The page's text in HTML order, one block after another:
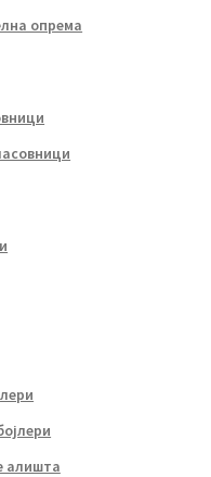
опрема
алишта